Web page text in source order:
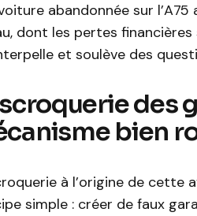
abandonnée sur l’A75
dont les pertes financières
et soulève des
des
bien
à l’origine de cette
simple : créer de faux